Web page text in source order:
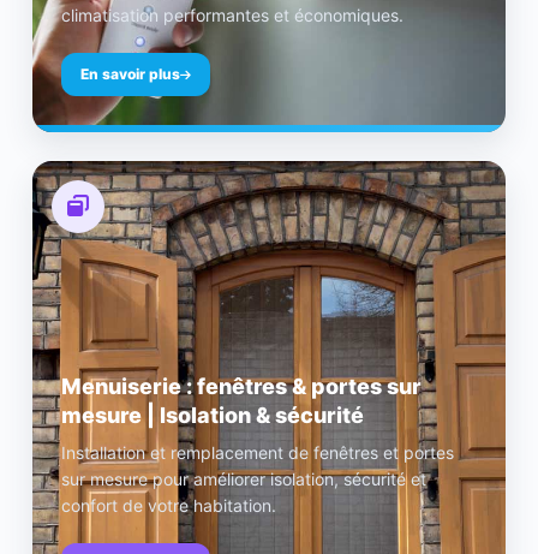
climatisation performantes et économiques.
En savoir plus
Menuiserie : fenêtres & portes sur
mesure | Isolation & sécurité
Installation et remplacement de fenêtres et portes
sur mesure pour améliorer isolation, sécurité et
confort de votre habitation.